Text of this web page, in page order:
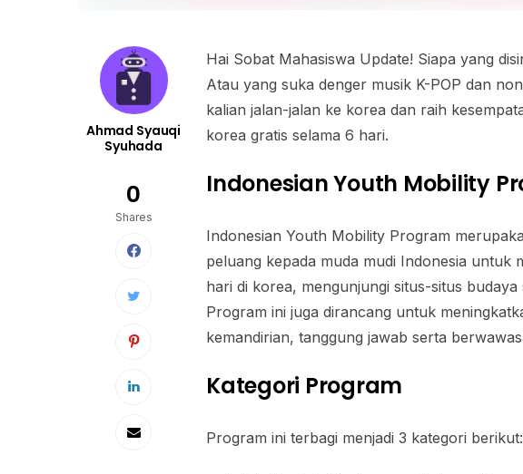
Ahmad Syauqi
Syuhada
0
Shares
Hai Sobat Mahasiswa Update! Siapa yang
Atau yang suka denger musik K-POP dan
kalian jalan-jalan ke korea dan raih
korea gratis selama 6 hari.
Indonesian Youth Mobility
Indonesian Youth Mobility Program
peluang kepada muda mudi Indonesia untuk
hari di korea, mengunjungi situs-situs
Program ini juga dirancang untuk
kemandirian, tanggung jawab serta
Kategori Program
Program ini terbagi menjadi 3 kategori berikut: